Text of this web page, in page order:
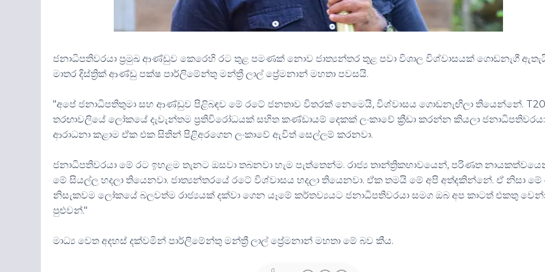
ජනාධිපතිවරයා ප්‍රමුඛ ආණ්ඩුව කෙරෙහි රට තුළ පමණක් නොව ජාත්‍යන්තර තුළ පවා විශාල විශ්වාසයක් ගොඩනැගී
මාතර දිස්ත්‍රික් ආණ්ඩු පක්ෂ පාර්ලිමේන්තු මන්ත්‍රී ලාල් ප්‍රේමනාන් මහතා පවසයි.
"අපේ ජනාධිපතිතුමා සහ ආණ්ඩුව පිළිබඳව මේ රටේ ජනතාව විතරක් නෙමෙයි, විශ්වාසය ගොඩනැඟිලා තියෙන්නේ.
තරඟාවලියේ ලෝකයේ දැවැන්තම ප්‍රතිවිරෝධයක් සහිත කණ්ඩායම් දෙකක් ලංකාවේ ක්‍රීඩා කරන්න කියලා
ආරාධනා කළාම ඒක එක සිතින් පිළිඅරගෙන ලංකාවේ ඇවිත් සෙල්ලම් කරනවා.
ජනාධිපතිවරයා මේ රට ඉහළම තැනට ඔසවා තබනවා හැම පැත්තෙන්ම. රාජ්‍ය තාන්ත්‍රිකභාවයෙන්, පරිණත
මේ සියල්ල හදලා තියෙනවා. ජාත්‍යන්තරයේ රටේ විශ්වාසය හදලා තියෙනවා. ඒක තමයි මේ අපි අත්දකින්නේ. ඒ නිසා මේ
නිසැකවම ලෝකයේ බලවත්ම රාජ්‍යයක් දක්වා ගෙන යෑමේ කර්තව්‍යයට ජනාධිපතිවරයා සමග ඔබ අප කාටත් එකතු
පුළුවන්."
මාධ්‍ය වෙත අදහස් දක්වමින් පාර්ලිමේන්තු මන්ත්‍රී ලාල් ප්‍රේමනාන් මහතා මේ බව කීය.